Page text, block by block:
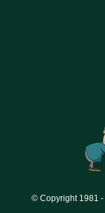
© Copyright 1981 -